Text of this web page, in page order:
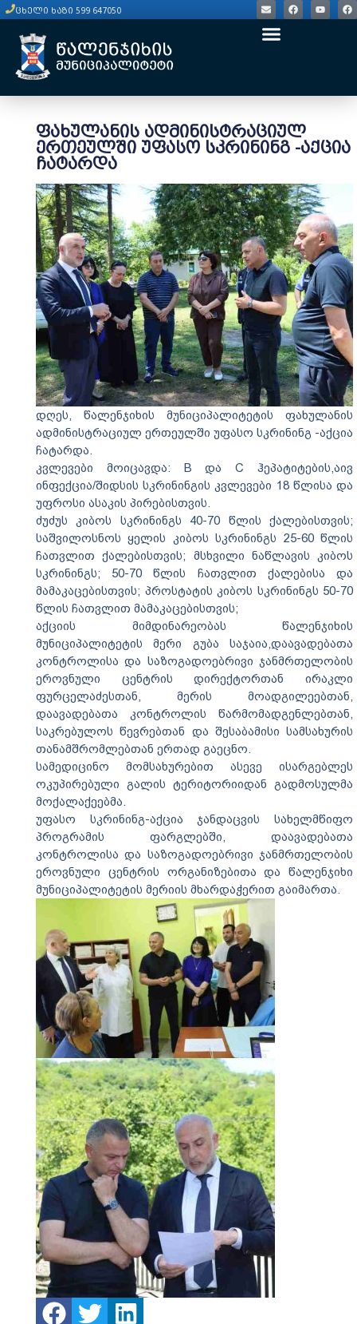
ცხელი ხაზი 599 647050
ფახულანის ადმინისტრაციულ
ერთეულში უფასო სკრინინგ -აქცია
ჩატარდა
დღეს, წალენჯიხის მუნიციპალიტეტის ფახულანის
ადმინისტრაციულ ერთეულში უფასო სკრინინგ -აქცია
ჩატარდა.
კვლევები მოიცავდა: B და C ჰეპატიტების,აივ
ინფექცია/შიდსის სკრინინგის კვლევები 18 წლისა და
უფროსი ასაკის პირებისთვის.
ძუძუს კიბოს სკრინინგს 40-70 წლის ქალებისთვის;
საშვილოსნოს ყელის კიბოს სკრინინგს 25-60 წლის
ჩათვლით ქალებისთვის; მსხვილი ნაწლავის კიბოს
სკრინინგს; 50-70 წლის ჩათვლით ქალებისა და
მამაკაცებისთვის; პროსტატის კიბოს სკრინინგს 50-70
წლის ჩათვლით მამაკაცებისთვის;
აქციის მიმდინარეობას წალენჯიხის
მუნიციპალიტეტის მერი გუბა საჯაია,დაავადებათა
კონტროლისა და საზოგადოებრივი ჯანმრთელობის
ეროვნული ცენტრის დირექტორთან ირაკლი
ფურცელაძესთან, მერის მოადგილეებთან,
დაავადებათა კონტროლის წარმომადგენლებთან,
საკრებულოს წევრებთან და შესაბამისი სამსახურის
თანამშრომლებთან ერთად გაეცნო.
სამედიცინო მომსახურებით ასევე ისარგებლეს
ოკუპირებული გალის ტერიტორიიდან გადმოსულმა
მოქალაქეებმა.
უფასო სკრინინგ-აქცია ჯანდაცვის სახელმწიფო
პროგრამის ფარგლებში, დაავადებათა
კონტროლისა და საზოგადოებრივი ჯანმრთელობის
ეროვნული ცენტრის ორგანიზებითა და წალენჯიხი
მუნიციპალიტეტის მერიის მხარდაჭერით გაიმართა.